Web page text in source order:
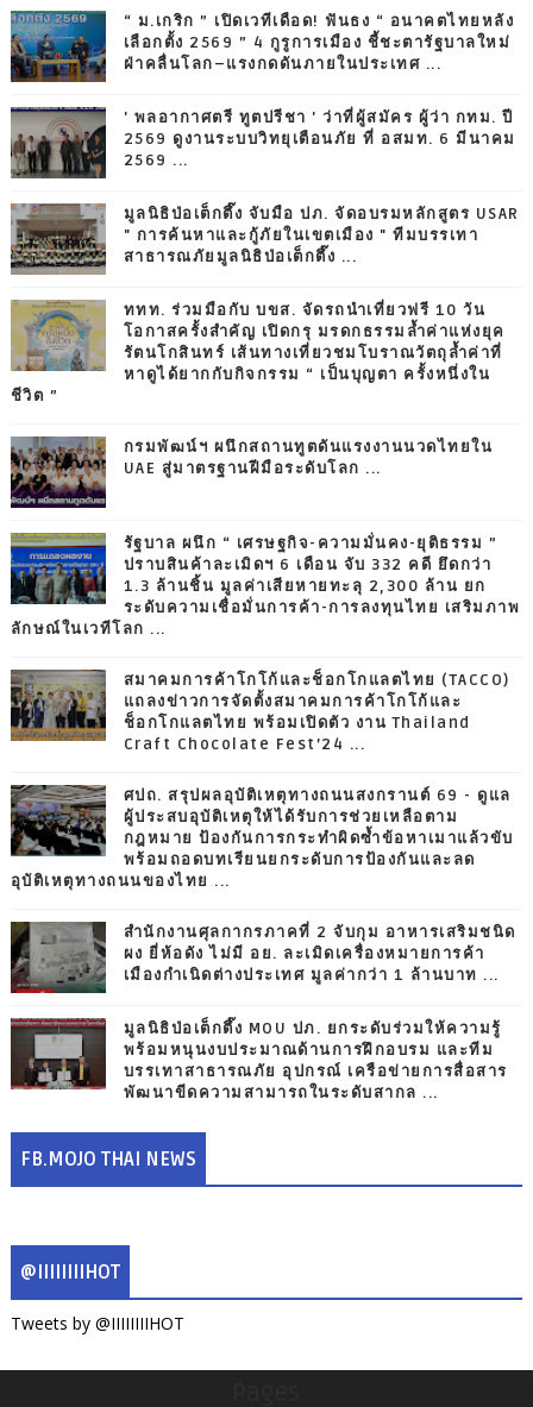
“ ม.เกริก ” เปิดเวทีเดือด! ฟันธง “ อนาคตไทยหลัง
เลือกตั้ง 2569 ” 4 กูรูการเมือง ชี้ชะตารัฐบาลใหม่
ฝ่าคลื่นโลก–แรงกดดันภายในประเทศ ...
' พลอากาศตรี ทูตปรีชา ' ว่าที่ผู้สมัคร ผู้ว่า กทม. ปี
2569 ดูงานระบบวิทยุเตือนภัย ที่ อสมท. 6 มีนาคม
2569 ...
มูลนิธิป่อเต็กตึ๊ง จับมือ ปภ. จัดอบรมหลักสูตร USAR
" การค้นหาและกู้ภัยในเขตเมือง " ทีมบรรเทา
สาธารณภัยมูลนิธิป่อเต็กตึ๊ง ...
ททท. ร่วมมือกับ บขส. จัดรถนำเที่ยวฟรี 10 วัน
โอกาสครั้งสำคัญ เปิดกรุ มรดกธรรมล้ำค่าแห่งยุค
รัตนโกสินทร์ เส้นทางเที่ยวชมโบราณวัตถุล้ำค่าที่
หาดูได้ยากกับกิจกรรม “ เป็นบุญตา ครั้งหนึ่งใน
ชีวิต ”
กรมพัฒน์ฯ ผนึกสถานทูตดันแรงงานนวดไทยใน
UAE สู่มาตรฐานฝีมือระดับโลก ...
รัฐบาล ผนึก “ เศรษฐกิจ-ความมั่นคง-ยุติธรรม ”
ปราบสินค้าละเมิดฯ 6 เดือน จับ 332 คดี ยึดกว่า
1.3 ล้านชิ้น มูลค่าเสียหายทะลุ 2,300 ล้าน ยก
ระดับความเชื่อมั่นการค้า-การลงทุนไทย เสริมภาพ
ลักษณ์ในเวทีโลก ...
สมาคมการค้าโกโก้และช็อกโกแลตไทย (TACCO)
แถลงข่าวการจัดตั้งสมาคมการค้าโกโก้และ
ช็อกโกแลตไทย พร้อมเปิดตัว งาน Thailand
Craft Chocolate Fest’24 ...
ศปถ. สรุปผลอุบัติเหตุทางถนนสงกรานต์ 69 - ดูแล
ผู้ประสบอุบัติเหตุให้ได้รับการช่วยเหลือตาม
กฎหมาย ป้องกันการกระทำผิดซ้ำข้อหาเมาแล้วขับ
พร้อมถอดบทเรียนยกระดับการป้องกันและลด
อุบัติเหตุทางถนนของไทย ...
สำนักงานศุลกากรภาคที่ 2 จับกุม อาหารเสริมชนิด
ผง ยี่ห้อดัง ไม่มี อย. ละเมิดเครื่องหมายการค้า
เมืองกำเนิดต่างประเทศ มูลค่ากว่า 1 ล้านบาท ...
มูลนิธิป่อเต็กตึ๊ง MOU ปภ. ยกระดับร่วมให้ความรู้
พร้อมหนุนงบประมาณด้านการฝึกอบรม และทีม
บรรเทาสาธารณภัย อุปกรณ์ เครือข่ายการสื่อสาร
พัฒนาขีดความสามารถในระดับสากล ...
FB.MOJO THAI NEWS
@IIIIIIIIHOT
Tweets by @IIIIIIIIHOT